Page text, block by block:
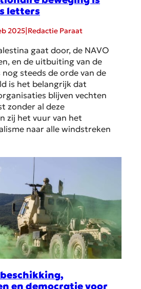
letters
2025 Redactie Paraat
gaat door, de NAVO
en de uitbuiting van de
steeds de orde van de
is het belangrijk dat
blijven vechten
zonder al deze
zij het vuur van het
naar alle windstreken
en democratie voor